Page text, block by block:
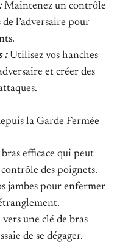
Maintenez un contrôle
l’adversaire pour
:Utilisez vos hanches
et créer des
la Garde Fermée
efficace qui peut
des poignets.
jambes pour enfermer
une clé de bras
de se dégager.